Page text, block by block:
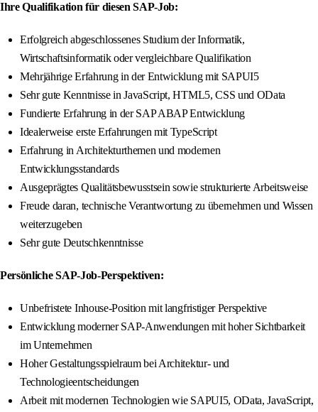
Ihre Qualifikation für diesen SAP-Job:
Erfolgreich abgeschlossenes Studium der Informatik,
Wirtschaftsinformatik oder vergleichbare Qualifikation
Mehrjährige Erfahrung in der Entwicklung mit SAPUI5
Sehr gute Kenntnisse in JavaScript, HTML5, CSS und OData
Fundierte Erfahrung in der SAP ABAP Entwicklung
Idealerweise erste Erfahrungen mit TypeScript
Erfahrung in Architekturthemen und modernen
Entwicklungsstandards
Ausgeprägtes Qualitätsbewusstsein sowie strukturierte Arbeitsweise
Freude daran, technische Verantwortung zu übernehmen und Wissen
weiterzugeben
Sehr gute Deutschkenntnisse
Persönliche SAP-Job-Perspektiven:
Unbefristete Inhouse-Position mit langfristiger Perspektive
Entwicklung moderner SAP-Anwendungen mit hoher Sichtbarkeit
im Unternehmen
Hoher Gestaltungsspielraum bei Architektur- und
Technologieentscheidungen
Arbeit mit modernen Technologien wie SAPUI5, OData, JavaScript,